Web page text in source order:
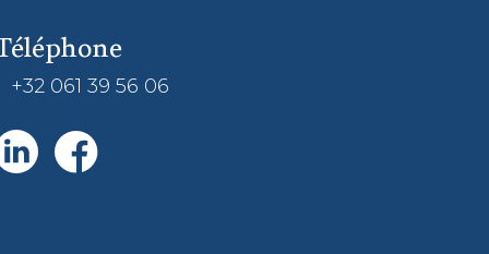
+32 061 39 56 06